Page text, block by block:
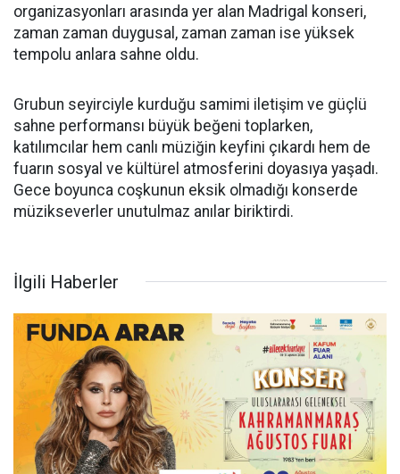
organizasyonları arasında yer alan Madrigal konseri,
zaman zaman duygusal, zaman zaman ise yüksek
tempolu anlara sahne oldu.
Grubun seyirciyle kurduğu samimi iletişim ve güçlü
sahne performansı büyük beğeni toplarken,
katılımcılar hem canlı müziğin keyfini çıkardı hem de
fuarın sosyal ve kültürel atmosferini doyasıya yaşadı.
Gece boyunca coşkunun eksik olmadığı konserde
müzikseverler unutulmaz anılar biriktirdi.
İlgili Haberler